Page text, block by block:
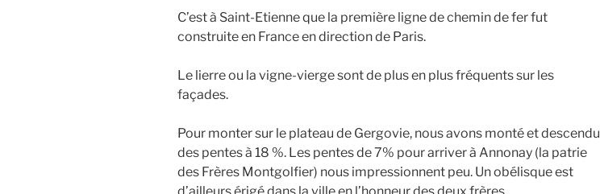
C’est à Saint-Etienne que la première ligne de chemin de fer fut
construite en France en direction de Paris.
Le lierre ou la vigne-vierge sont de plus en plus fréquents sur les
façades.
Pour monter sur le plateau de Gergovie, nous avons monté et descendu
des pentes à 18 %. Les pentes de 7% pour arriver à Annonay (la patrie
des Frères Montgolfier) nous impressionnent peu. Un obélisque est